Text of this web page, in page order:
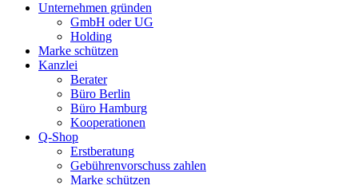
Unternehmen gründen
GmbH oder UG
Holding
Marke schützen
Kanzlei
Berater
Büro Berlin
Büro Hamburg
Kooperationen
Q-Shop
Erstberatung
Gebührenvorschuss zahlen
Marke schützen